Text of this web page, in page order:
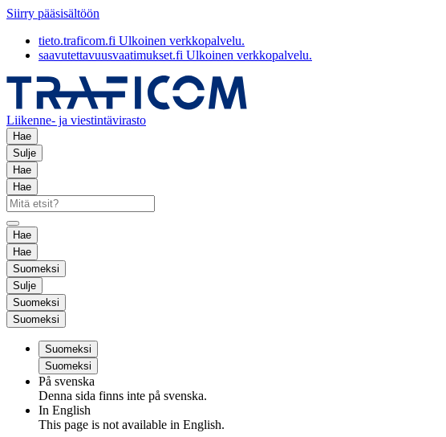
Siirry pääsisältöön
tieto.traficom.fi Ulkoinen verkkopalvelu.
saavutettavuusvaatimukset.fi Ulkoinen verkkopalvelu.
Liikenne- ja viestintävirasto
Hae
Sulje
Hae
Hae
Hae
Hae
Suomeksi
Sulje
Suomeksi
Suomeksi
Suomeksi
Suomeksi
På svenska
Denna sida finns inte på svenska.
In English
This page is not available in English.